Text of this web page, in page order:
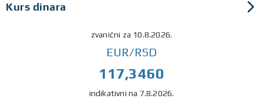
Kurs dinara
zvanični za 10.8.2026.
EUR/RSD
117,3460
indikativni na 7.8.2026.